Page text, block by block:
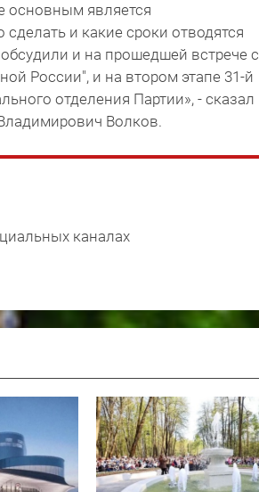
основным является
и какие сроки отводятся
и на прошедшей встрече с
России", и на втором этапе 31-й
отделения Партии», - сказал
Волков.
каналах